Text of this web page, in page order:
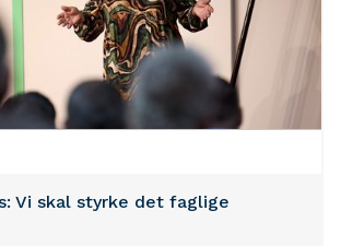
Vi skal styrke det faglige